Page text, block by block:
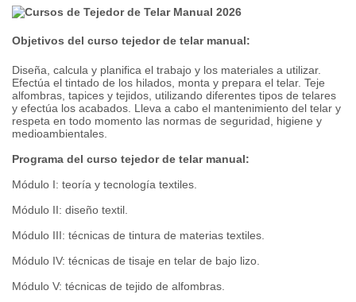
Objetivos del curso tejedor de telar manual:
Diseña, calcula y planifica el trabajo y los materiales a utilizar.
Efectúa el tintado de los hilados, monta y prepara el telar. Teje
alfombras, tapices y tejidos, utilizando diferentes tipos de telares
y efectúa los acabados. Lleva a cabo el mantenimiento del telar y
respeta en todo momento las normas de seguridad, higiene y
medioambientales.
Programa del curso tejedor de telar manual:
Módulo I: teoría y tecnología textiles.
Módulo II: diseño textil.
Módulo III: técnicas de tintura de materias textiles.
Módulo IV: técnicas de tisaje en telar de bajo lizo.
Módulo V: técnicas de tejido de alfombras.